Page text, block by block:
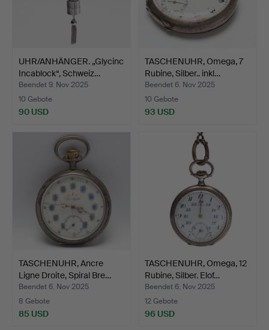
UHR/ANHÄNGER. „Glycinc
Incablock“, Schweiz…
Beendet 9. Nov 2025
10 Gebote
90 USD
TASCHENUHR, Omega, 7
Rubine, Silber.. inkl…
Beendet 6. Nov 2025
10 Gebote
93 USD
TASCHENUHR, Ancre
Ligne Droite, Spiral Bre…
Beendet 6. Nov 2025
8 Gebote
85 USD
TASCHENUHR, Omega, 12
Rubine, Silber. Elof…
Beendet 6. Nov 2025
12 Gebote
96 USD